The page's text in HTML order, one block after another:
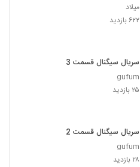
میلاد
۶۲۲ بازدید
سریال سیگنال قسمت 3
gufum
۲۵ بازدید
سریال سیگنال قسمت 2
gufum
۲۸ بازدید